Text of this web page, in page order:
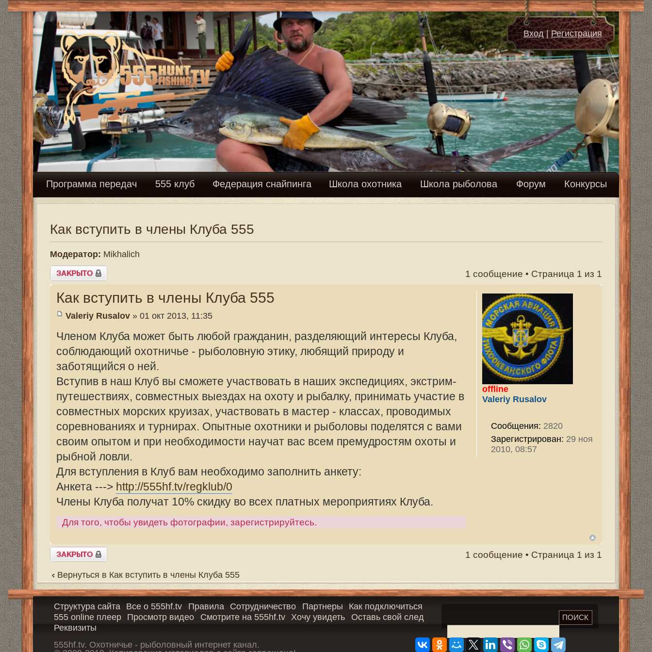
Вход|Регистрация
Программа передач 555 клуб Федерация снайпинга Школа охотника Школа рыболова Форум Конкурсы
Как вступить в члены Клуба 555
Модератор: Mikhalich
Как вступить в члены Клуба 555
Valeriy Rusalov » 01 окт 2013, 11:35
Членом Клуба может быть любой гражданин, разделяющий интересы Клуба,
соблюдающий охотничье - рыболовную этику, любящий природу и
заботящийся о ней.
Вступив в наш Клуб вы сможете участвовать в наших экспедициях, экстрим-
путешествиях, совместных выездах на охоту и рыбалку, принимать участие в
совместных морских круизах, участвовать в мастер - классах, проводимых
соревнованиях и турнирах. Опытные охотники и рыболовы поделятся с вами
своим опытом и при необходимости научат вас всем премудростям охоты и
рыбной ловли.
Для вступления в Клуб вам необходимо заполнить анкету:
Анкета --->
http://555hf.tv/regklub/0
Члены Клуба получат 10% скидку во всех платных мероприятиях Клуба.
Для того, чтобы увидеть фотографии, зарегистрируйтесь.
Сообщения: 2820
Зарегистрирован:
Закрыто 1 сообщение • Страница
Вернуться в Как вступить в члены Клуба 555
Структура сайта Все о 555hf.tv Правила Сотрудничество
Просмотр видео Смотрите на 555hf.tv
Реквизиты
555hf.tv. Охотничье - рыболовный интернет канал.
© 2009-2019. Копирование материалов с сайта запрещено!